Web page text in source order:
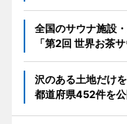
全国のサウナ施設
「第2回 世界お茶
沢のある土地だけ
都道府県452件を公